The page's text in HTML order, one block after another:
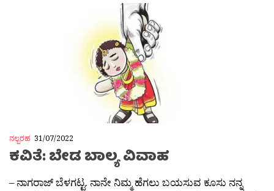
ನಲ್ಬರಹ 31/07/2022
ಕವಿತೆ: ಬೇಡ ಬಾಲ್ಯ ವಿವಾಹ
– ನಾಗರಾಜ್ ಬೆಳಗಟ್ಟ. ನಾನೇ ನಿಮ್ಮ ಹೆಗಲು ಬಯಸುವ ಕೂಸು ನನ್ನ